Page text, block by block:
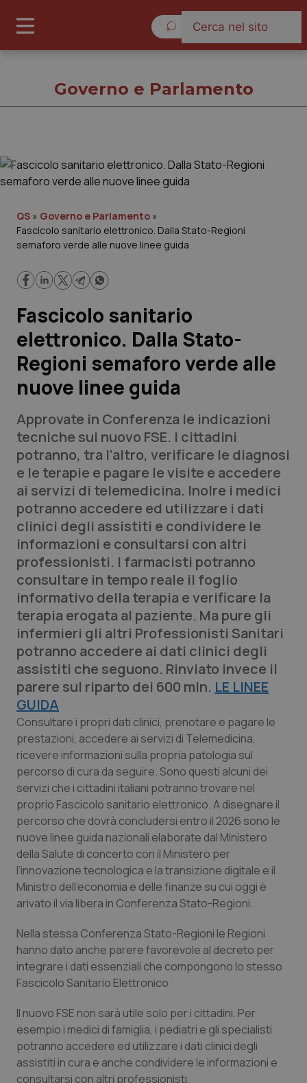
Governo e Parlamento
Regioni e Asl
Lavoro e Professioni
Scienza e Farmaci
Studi e Analisi
Lettere al direttore
Edizioni Regionali
QS Pro
Professionisti Sanitari.AI
Abruzzo
Basilicata
Calabria
Campania
Emilia-Romagna
Friuli Venezia Giulia
Lazio
Liguria
Lombardia
Marche
Molise
Piemonte
Provincia Autonoma di Bolzano
Provincia Autonoma di Trento
Puglia
QS Pro Gold
Artrite & artrosi
Asma & BPCO
Car-T
Colesterolo & coronaropatie
Dermatite Atopica
Diabete & glucometri
Disturbi dell’umore
Dolore
Donna & Salute
Epatiti
HIV
Infezioni & Febbre
Ipertensione & Scompenso
Malattie rare
QS Club Newsletter
Governo e Parlamento
QS » Governo e Parlamento »
Fascicolo sanitario elettronico. Dalla Stato-Regioni
semaforo verde alle nuove linee guida
Fascicolo sanitario
elettronico. Dalla Stato-
Regioni semaforo verde alle
nuove linee guida
Approvate in Conferenza le indicazioni
tecniche sul nuovo FSE. I cittadini
potranno, tra l’altro, verificare le diagnosi
e le terapie e pagare le visite e accedere
ai servizi di telemedicina. Inolre i medici
potranno accedere ed utilizzare i dati
clinici degli assistiti e condividere le
informazioni e consultarsi con altri
professionisti. I farmacisti potranno
consultare in tempo reale il foglio
informativo della terapia e verificare la
terapia erogata al paziente. Ma pure gli
infermieri gli altri Professionisti Sanitari
potranno accedere ai dati clinici degli
assistiti che seguono. Rinviato invece il
parere sul riparto dei 600 mln. LE LINEE
GUIDA
Consultare i propri dati clinici, prenotare e pagare le
prestazioni, accedere ai servizi di Telemedicina,
ricevere informazioni sulla propria patologia sul
percorso di cura da seguire. Sono questi alcuni dei
servizi che i cittadini italiani potranno trovare nel
proprio Fascicolo sanitario elettronico. A disegnare il
percorso che dovrà concludersi entro il 2026 sono le
nuove linee guida nazionali elaborate dal Ministero
della Salute di concerto con il Ministero per
l’innovazione tecnologica e la transizione digitale e il
Ministro dell’economia e delle finanze su cui oggi è
arivato il via libera in Conferenza Stato-Regioni.
Nella stessa Conferenza Stato-Regioni le Regioni
hanno dato anche parere favorevole al decreto per
integrare i dati essenziali che compongono lo stesso
Fascicolo Sanitario Elettronico
Il nuovo FSE non sarà utile solo per i cittadini. Per
esempio i medici di famiglia, i pediatri e gli specialisti
potranno accedere ed utilizzare i dati clinici degli
assistiti in cura e anche condividere le informazioni e
consultarsi con altri professionisti.